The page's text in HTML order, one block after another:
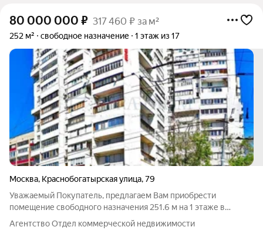
80 000 000 ₽ 317 460 ₽ за м²
252 м² свободное назначение 1 этаж из 17
Москва, Краснобогатырская улица,79
Уважаемый Покупатель, предлагаем Вам приобрести
помещение свободного назначения 251.6 м на 1 этаже в
собственность на выгодных условиях. Приточно-вытяжная
вентиляция. Центральное кондиционирование. Пожарная
Агентство Отдел коммерческой недвижимости